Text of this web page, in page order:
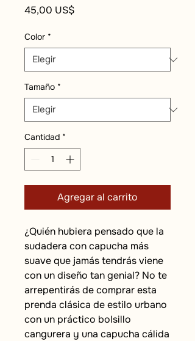
45,00 US$
Color *
Tamaño *
Cantidad *
Agregar al carrito
¿Quién hubiera pensado que la
sudadera con capucha más
suave que jamás tendrás viene
con un diseño tan genial? No te
arrepentirás de comprar esta
prenda clásica de estilo urbano
con un práctico bolsillo
cangurera y una capucha cálida